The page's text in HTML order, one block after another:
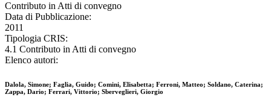
Contributo in Atti di convegno
Data di Pubblicazione:
2011
Tipologia CRIS:
4.1 Contributo in Atti di convegno
Elenco autori:
Dalola, Simone; Faglia, Guido; Comini, Elisabetta; Ferroni, Matteo; Soldano, Caterina;
Zappa, Dario; Ferrari, Vittorio; Sberveglieri, Giorgio